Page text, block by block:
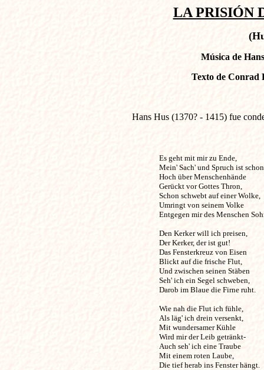
LA PRISIÓN
Música de
Texto de Conrad
Hans Hus (1370? - 1415) fue
Es geht mit mir zu
Mein' Sach' und Spruch ist
Hoch über Menschenhände
Gerückt vor Gottes Thron,
Schon schwebt auf einer Wolke,
Umringt von seinem Volke
Entgegen mir des Menschen
Den Kerker will ich preisen,
Der Kerker, der ist gut!
Das Fensterkreuz von Eisen
Blickt auf die frische Flut,
Und zwischen seinen Stäben
Seh' ich ein Segel schweben,
Darob im Blaue die Firne ruht.
Wie nah die Flut ich fühle,
Als läg' ich drein versenkt,
Mit wundersamer Kühle
Wird mir der Leib getränkt-
Auch seh' ich eine Traube
Mit einem roten Laube,
Die tief herab ins Fenster hängt.